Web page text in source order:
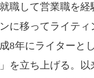
職して営業職を経
に移ってライティ
8年にライターと
を立ち上げる。以